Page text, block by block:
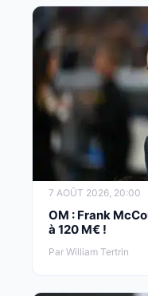
7 AOÛT 2026, 20:00
OM : Frank
à 120 M€ !
Par William Tertrin